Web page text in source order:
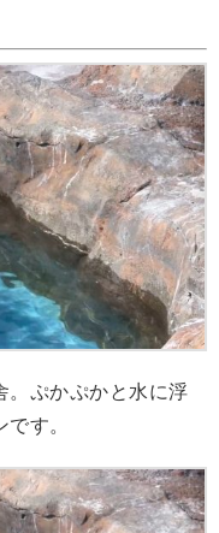
ぷかぷかと水に浮
す。